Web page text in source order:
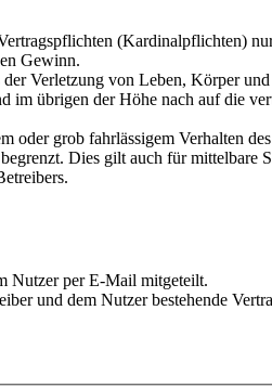
(Kardinalpflichten)
Gewinn.
Verletzung von Leben, Körper
übrigen der Höhe nach auf die
grob fahrlässigem Verhalten
Dies gilt auch für mittelbare
Nutzer per E-Mail mitgeteilt.
und dem Nutzer bestehende